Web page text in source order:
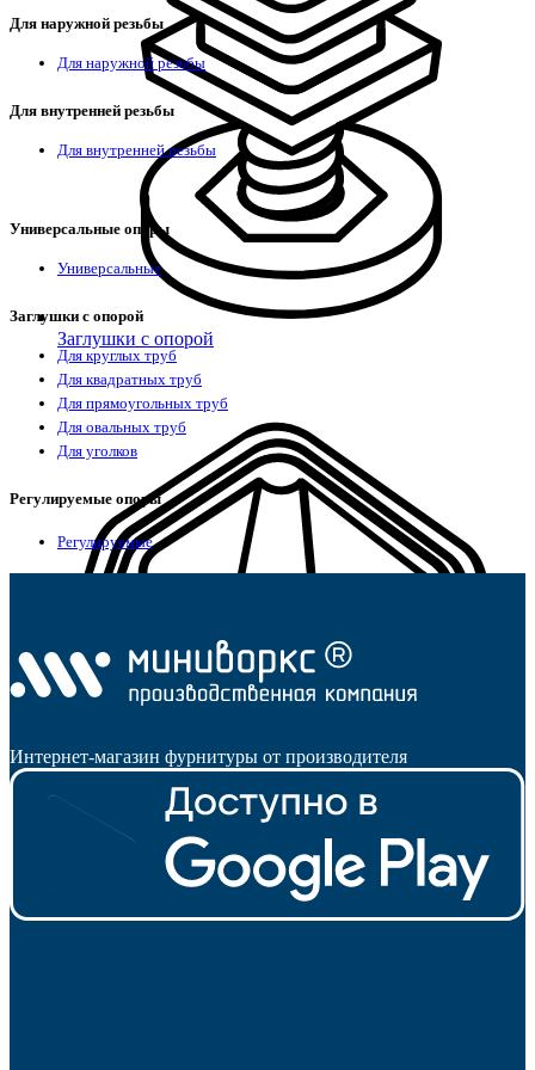
Заглушки с опорой
Опоры для уголков
Для наружной резьбы
Для наружной резьбы
Для внутренней резьбы
Для внутренней резьбы
Универсальные опоры
Универсальные
Заглушки с опорой
Для круглых труб
Для квадратных труб
Для прямоугольных труб
Для овальных труб
Для уголков
Регулируемые опоры
Регулируемые
Интернет-магазин фурнитуры от производителя